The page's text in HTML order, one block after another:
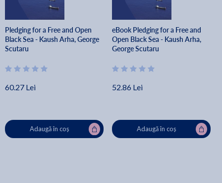
Pledging for a Free and Open
Black Sea - Kaush Arha, George
Scutaru
60.27 Lei
Adaugă în coș
eBook Pledging for a Free and
Open Black Sea - Kaush Arha,
George Scutaru
52.86 Lei
Adaugă în coș